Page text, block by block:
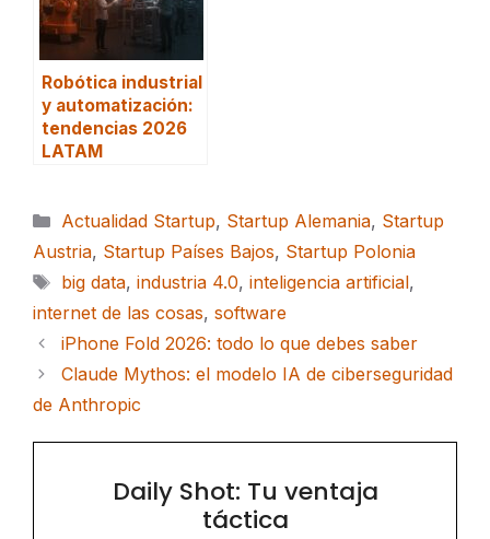
Robótica industrial
y automatización:
tendencias 2026
LATAM
Categorías
Actualidad Startup, Startup Alemania, Startup
Austria, Startup Países Bajos, Startup Polonia
Etiquetas
big data, industria 4.0, inteligencia artificial,
internet de las cosas, software
iPhone Fold 2026: todo lo que debes saber
Claude Mythos: el modelo IA de ciberseguridad
de Anthropic
Daily Shot: Tu ventaja
táctica